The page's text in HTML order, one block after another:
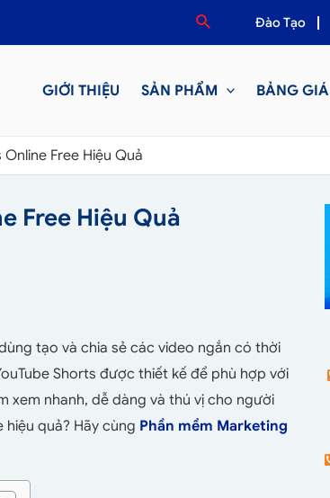
Đào Tạo
GIỚI THIỆU SẢN PHẨM BẢNG GIÁ
Free Hiệu Quả
Free Hiệu Quả
tạo và chia sẻ các video ngắn có thời
Shorts được thiết kế để phù hợp với
xem nhanh, dễ dàng và thú vị cho người
hiệu quả? Hãy cùng Phần mềm Marketing